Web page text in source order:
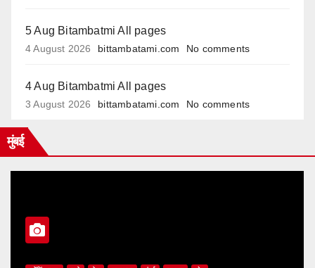
5 Aug Bitambatmi All pages
4 August 2026 bittambatami.com No comments
4 Aug Bitambatmi All pages
3 August 2026 bittambatami.com No comments
मुंबई